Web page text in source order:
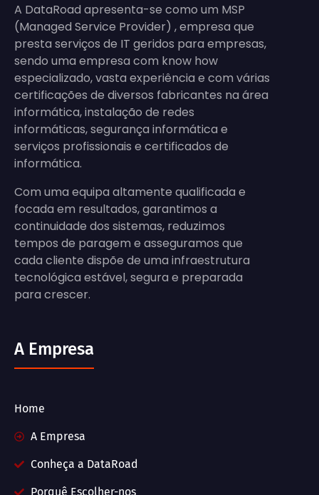
A DataRoad apresenta-se como um MSP
(Managed Service Provider) , empresa que
presta serviços de IT geridos para empresas,
sendo uma empresa com know how
especializado, vasta experiência e com várias
certificações de diversos fabricantes na área
informática, instalação de redes
informáticas, segurança informática e
serviços profissionais e certificados de
informática.
Com uma equipa altamente qualificada e
focada em resultados, garantimos a
continuidade dos sistemas, reduzimos
tempos de paragem e asseguramos que
cada cliente dispõe de uma infraestrutura
tecnológica estável, segura e preparada
para crescer.
A Empresa
Home
A Empresa
Conheça a DataRoad
Porquê Escolher-nos